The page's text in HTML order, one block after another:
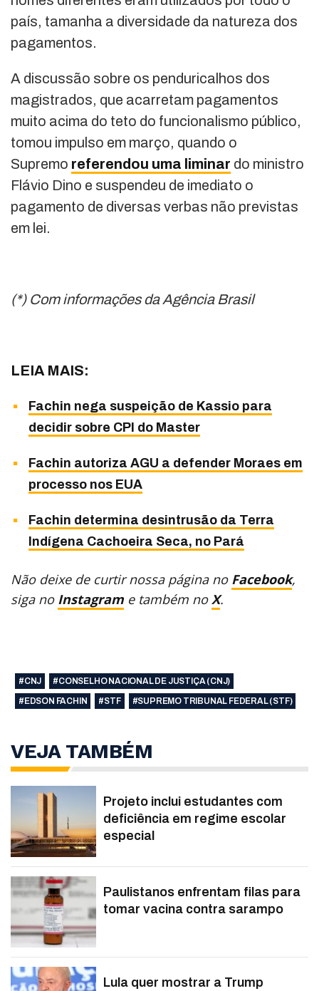
país, tamanha a diversidade da natureza dos
pagamentos.
A discussão sobre os penduricalhos dos
magistrados, que acarretam pagamentos
muito acima do teto do funcionalismo público,
tomou impulso em março, quando o
Supremo referendou uma liminar do ministro
Flávio Dino e suspendeu de imediato o
pagamento de diversas verbas não previstas
em lei.
(*) Com informações da Agência Brasil
LEIA MAIS:
Fachin nega suspeição de Kassio para
decidir sobre CPI do Master
Fachin autoriza AGU a defender Moraes em
processo nos EUA
Fachin determina desintrusão da Terra
Indígena Cachoeira Seca, no Pará
Não deixe de curtir nossa página no Facebook,
siga no Instagram e também noX.
#CNJ
#CONSELHO NACIONAL DE JUSTIÇA (CNJ)
#EDSON FACHIN
#STF #SUPREMO TRIBUNAL FEDERAL (STF)
VEJA TAMBÉM
Projeto inclui estudantes com
deficiência em regime escolar
especial
Paulistanos enfrentam filas para
tomar vacina contra sarampo
Lula quer mostrar a Trump